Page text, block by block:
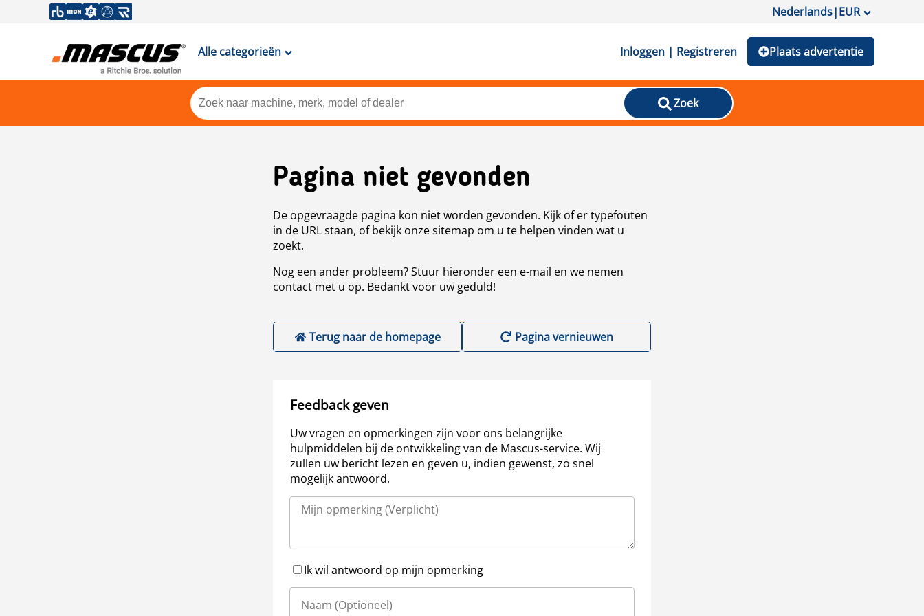
Nederlands|EUR
Alle categorieën Inloggen | Registreren Plaats advertentie
Zoek
Pagina niet gevonden
De opgevraagde pagina kon niet worden gevonden. Kijk of er typefouten
in de URL staan, of bekijk onze sitemap om u te helpen vinden wat u
zoekt.
Nog een ander probleem? Stuur hieronder een e-mail en we nemen
contact met u op. Bedankt voor uw geduld!
Terug naar de homepage Pagina vernieuwen
Feedback geven
Uw vragen en opmerkingen zijn voor ons belangrijke
hulpmiddelen bij de ontwikkeling van de Mascus-service. Wij
zullen uw bericht lezen en geven u, indien gewenst, zo snel
mogelijk antwoord.
Ik wil antwoord op mijn opmerking